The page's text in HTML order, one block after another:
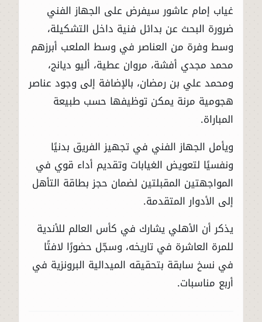
غياب إمام عاشور سيفرض على الجهاز الفني
ضرورة البحث عن بدائل فنية داخل التشكيلة،
وسط وفرة من العناصر في وسط الملعب أبرزهم
محمد مجدي أفشة، مروان عطية، أليو ديانج،
ومحمد علي بن رمضان، بالإضافة إلى وجود عناصر
هجومية مرنة يمكن توظيفها حسب طبيعة
المباراة.
ويأمل الجهاز الفني في تجهيز الفريق بدنيًا
ونفسيًا لتعويض الغيابات وتقديم أداء قوي في
المواجهتين المقبلتين لضمان حجز بطاقة التأهل
إلى الأدوار المتقدمة.
يذكر أن الأهلي يشارك في كأس العالم للأندية
للمرة العاشرة في تاريخه، وسجّل حضورًا لافتًا
في نسخ سابقة بتحقيقه الميدالية البرونزية في
أربع مناسبات.